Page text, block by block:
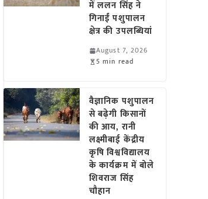
में ललन सिंह ने
गिनाईं पशुपालन
क्षेत्र की उपलब्धियां
August 7, 2026
5 min read
वैज्ञानिक पशुपालन
से बढ़ेगी किसानों
की आय, रानी
लक्ष्मीबाई केंद्रीय
कृषि विश्वविद्यालय
के कार्यक्रम में बोले
शिवराज सिंह
चौहान